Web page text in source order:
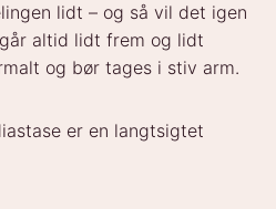
lidt – og så vil det igen
altid lidt frem og lidt
og bør tages i stiv arm.
er en langtsigtet